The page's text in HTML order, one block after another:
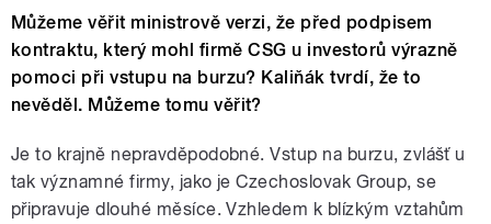
Můžeme věřit ministrově verzi, že před podpisem
kontraktu, který mohl firmě CSG u investorů výrazně
pomoci při vstupu na burzu? Kaliňák tvrdí, že to
nevěděl. Můžeme tomu věřit?
Je to krajně nepravděpodobné. Vstup na burzu, zvlášť u
tak významné firmy, jako je Czechoslovak Group, se
připravuje dlouhé měsíce. Vzhledem k blízkým vztahům